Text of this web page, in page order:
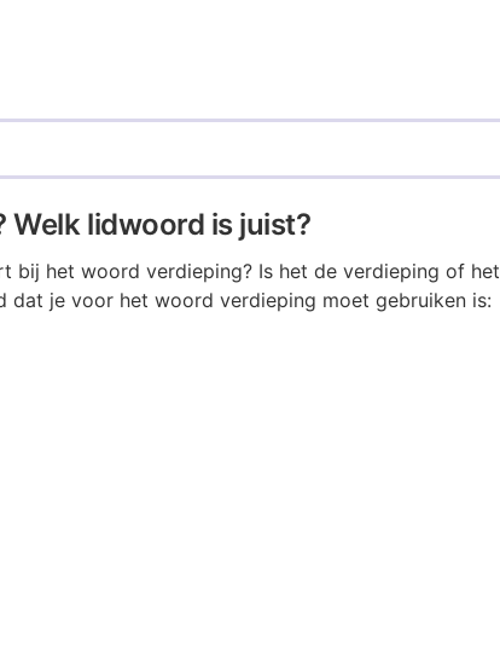
Welk lidwoord is juist?
bij het woord verdieping? Is het de verdieping of het
dat je voor het woord verdieping moet gebruiken is: